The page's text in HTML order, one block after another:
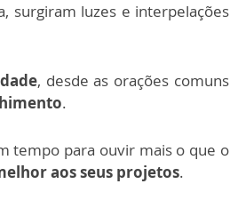
surgiram luzes e interpelações
, desde as orações comuns
.
tempo para ouvir mais o que o
aos seus projetos.